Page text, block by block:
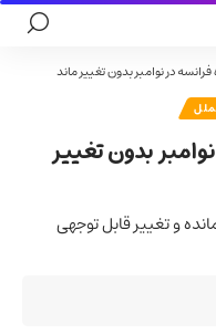
در نوامبر بدون تغییر ماند
بدون تغییر
و تغییر قابل توجهی